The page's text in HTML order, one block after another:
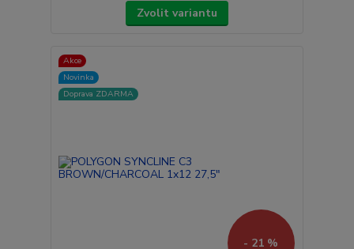
Zvolit variantu
Akce
Novinka
Doprava ZDARMA
- 21 %